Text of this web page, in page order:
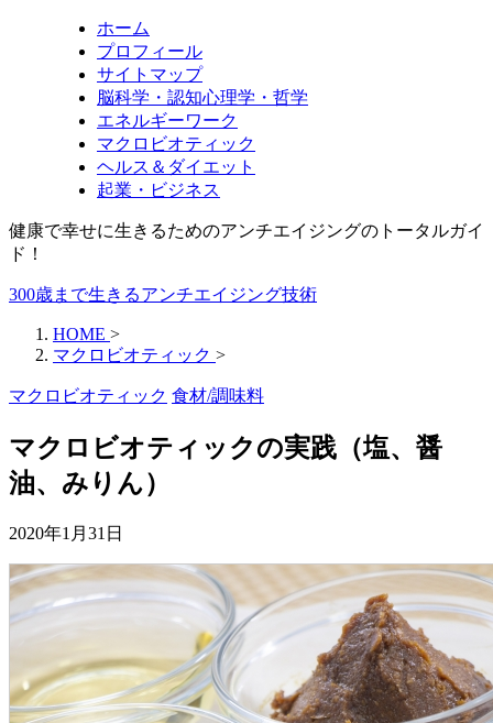
ホーム
プロフィール
サイトマップ
脳科学・認知心理学・哲学
エネルギーワーク
マクロビオティック
ヘルス＆ダイエット
起業・ビジネス
健康で幸せに生きるためのアンチエイジングのトータルガイ
ド！
300歳まで生きるアンチエイジング技術
HOME >
マクロビオティック >
マクロビオティック 食材/調味料
マクロビオティックの実践（塩、醤
油、みりん）
2020年1月31日